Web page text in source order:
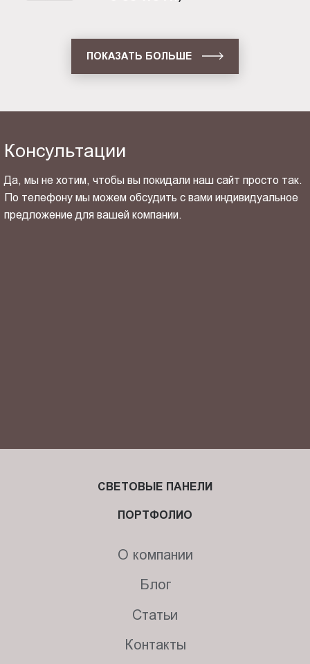
ПОКАЗАТЬ БОЛЬШЕ
Консультации
Да, мы не хотим, чтобы вы покидали наш сайт просто так.
По телефону мы можем обсудить с вами индивидуальное
предложение для вашей компании.
ОТПРАВИТЬ СВОЙ КОНТАКТ
СВЕТОВЫЕ ПАНЕЛИ
ПОРТФОЛИО
О компании
Блог
Статьи
Контакты